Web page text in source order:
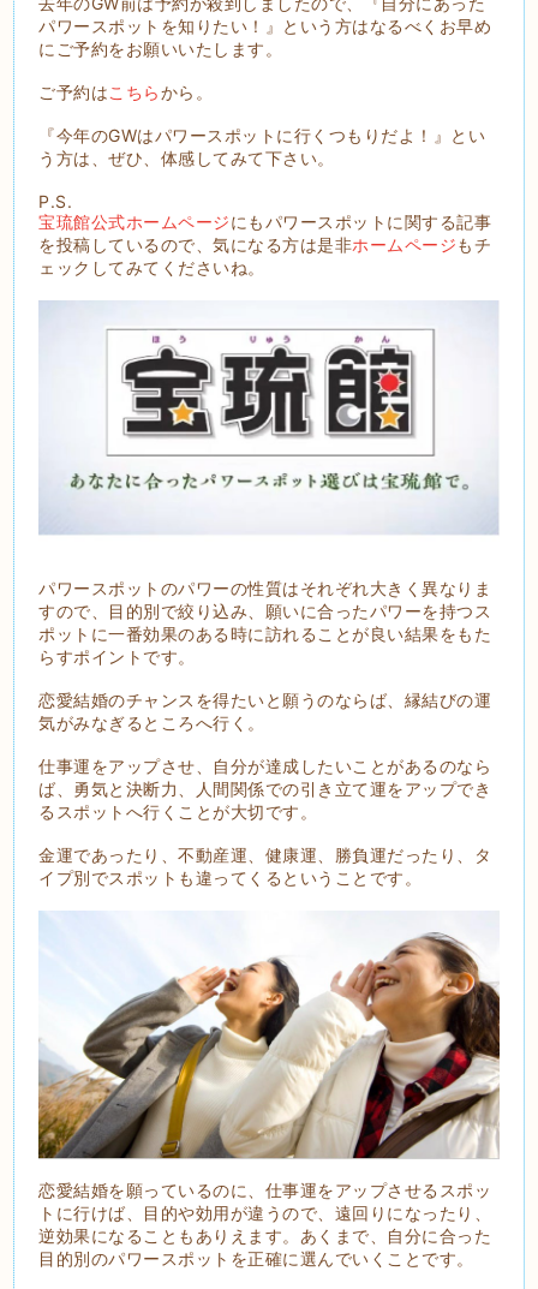
パワースポットを知りたい！』という方はなるべくお早め
にご予約をお願いいたします。
ご予約はこちらから。
『今年のGWはパワースポットに行くつもりだよ！』とい
う方は、ぜひ、体感してみて下さい。
P.S.
宝琉館公式ホームページにもパワースポットに関する記事
を投稿しているので、気になる方は是非ホームページもチ
ェックしてみてくださいね。
パワースポットのパワーの性質はそれぞれ大きく異なりま
すので、目的別で絞り込み、願いに合ったパワーを持つス
ポットに一番効果のある時に訪れることが良い結果をもた
らすポイントです。
恋愛結婚のチャンスを得たいと願うのならば、縁結びの運
気がみなぎるところへ行く。
仕事運をアップさせ、自分が達成したいことがあるのなら
ば、勇気と決断力、人間関係での引き立て運をアップでき
るスポットへ行くことが大切です。
金運であったり、不動産運、健康運、勝負運だったり、タ
イプ別でスポットも違ってくるということです。
恋愛結婚を願っているのに、仕事運をアップさせるスポッ
トに行けば、目的や効用が違うので、遠回りになったり、
逆効果になることもありえます。あくまで、自分に合った
目的別のパワースポットを正確に選んでいくことです。